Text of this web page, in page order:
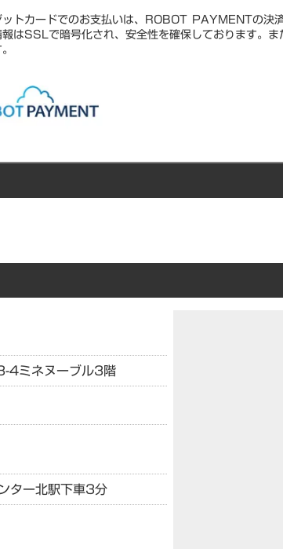
トカードでのお支払いは、ROBOT PAYMENTの決
はSSLで暗号化され、安全性を確保しております
4ミネヌーブル3階
ター北駅下車3分